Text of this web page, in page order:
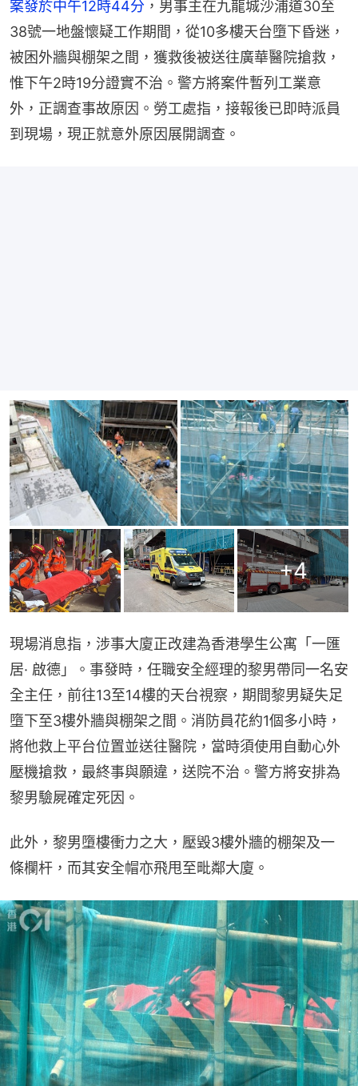
案發於中午12時44分 ，男事主在九龍城沙浦道30至
38號一地盤懷疑工作期間，從10多樓天台墮下昏迷，
被困外牆與棚架之間，獲救後被送往廣華醫院搶救，
惟下午2時19分證實不治。警方將案件暫列工業意
外，正調查事故原因。勞工處指，接報後已即時派員
到現場，現正就意外原因展開調查。
+4
現場消息指，涉事大廈正改建為香港學生公寓「一匯
居· 啟德」。事發時，任職安全經理的黎男帶同一名安
全主任，前往13至14樓的天台視察，期間黎男疑失足
墮下至3樓外牆與棚架之間。消防員花約1個多小時，
將他救上平台位置並送往醫院，當時須使用自動心外
壓機搶救，最終事與願違，送院不治。警方將安排為
黎男驗屍確定死因。
此外，黎男墮樓衝力之大，壓毀3樓外牆的棚架及一
條欄杆，而其安全帽亦飛甩至毗鄰大廈。